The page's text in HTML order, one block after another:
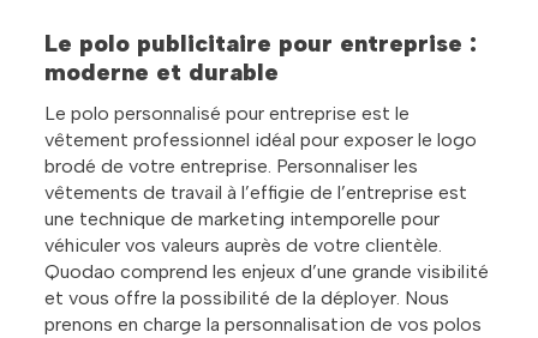
Le polo publicitaire pour entreprise :
moderne et durable
Le polo personnalisé pour entreprise est le
vêtement professionnel idéal pour exposer le logo
brodé de votre entreprise. Personnaliser les
vêtements de travail à l’effigie de l’entreprise est
une technique de marketing intemporelle pour
véhiculer vos valeurs auprès de votre clientèle.
Quodao comprend les enjeux d’une grande visibilité
et vous offre la possibilité de la déployer. Nous
prenons en charge la personnalisation de vos polos